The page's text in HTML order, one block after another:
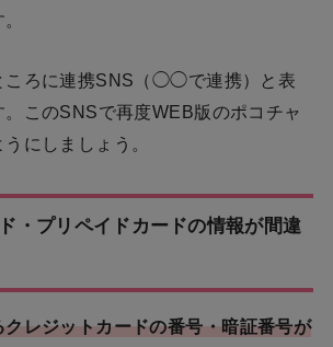
ころに連携SNS（◯◯で連携）と表
このSNSで再度WEB版のポコチャ
にしましょう。
・プリペイドカードの情報が間違
クレジットカードの番号・暗証番号が